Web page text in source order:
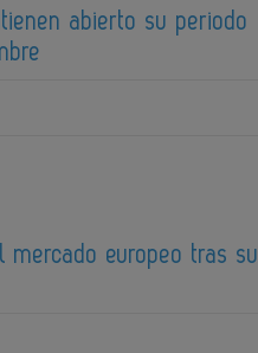
abierto su periodo
europeo tras su